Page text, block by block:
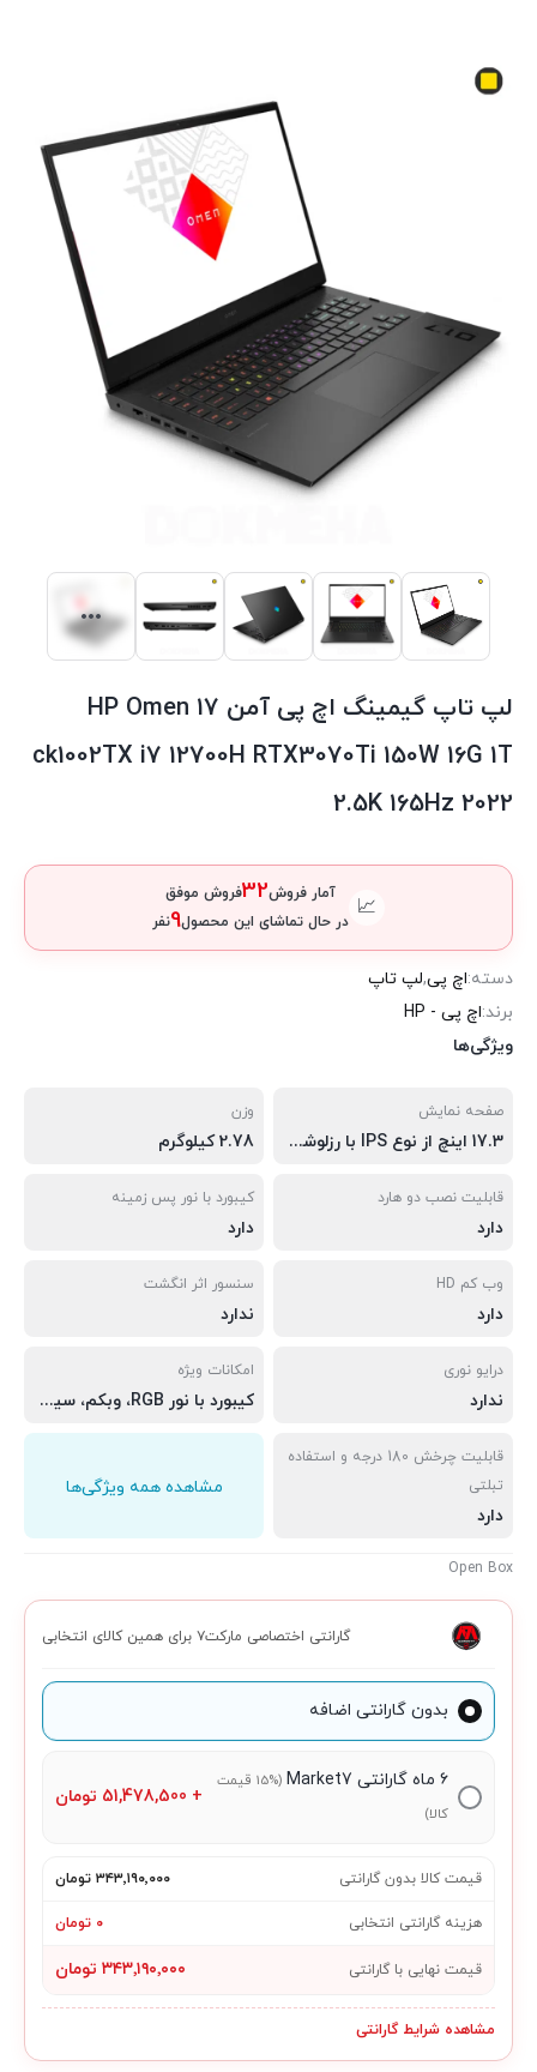
لپ تاپ گیمینگ اچ پی آمن HP Omen 17
ck1002TX i7 12700H RTX3070Ti 150W 16G 1T
2.5K 165Hz 2022
📈
آمار فروش32فروش موفق
در حال تماشای این محصول9نفر
دسته:اچ پی,لپ تاپ
برند:اچ پی - HP
ویژگی‌ها
صفحه نمایش
17.3 اینچ از نوع IPS با رزلوشن 2.5K، نرخ نوسازی 165 هرتز، روشنایی 350nits، عمق رنگ 0 sRGB، و G-Sync adaptive و DC diming و گواهینامه TuV برای نور آبی کم
وزن
2.78 کیلوگرم
قابلیت نصب دو هارد
دارد
کیبورد با نور پس زمینه
دارد
وب کم HD
دارد
سنسور اثر انگشت
ندارد
درایو نوری
ندارد
امکانات ویژه
کیبورد با نور RGB، وبکم، سیستم خنک کاری OMEN Tempest Cooling technology حامل مایع ، پورت تاندربالت 4
قابلیت چرخش 180 درجه و استفاده
تبلتی
دارد
مشاهده همه ویژگی‌ها
Open Box
گارانتی اختصاصی مارکت۷ برای همین کالای انتخابی
بدون گارانتی اضافه
۶ ماه گارانتی Market7
(15% قیمت
کالا)
+
51,478,500 تومان
قیمت کالا بدون گارانتی ۳۴۳٬۱۹۰٬۰۰۰ تومان
هزینه گارانتی انتخابی ۰ تومان
قیمت نهایی با گارانتی ۳۴۳٬۱۹۰٬۰۰۰ تومان
مشاهده شرایط گارانتی